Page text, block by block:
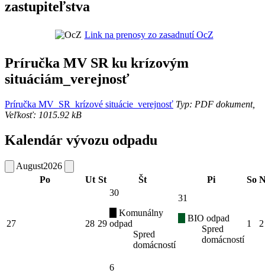
zastupiteľstva
Link na prenosy zo zasadnutí OcZ
Príručka MV SR ku krízovým
situáciám_verejnosť
Príručka MV_SR_krízové situácie_verejnosť Typ: PDF dokument,
Veľkosť: 1015.92 kB
Kalendár vývozu odpadu
August2026
Po
Ut St Št Pi So
27 28 29
30
Komunálny
odpad
Spred
domácností
31
BIO odpad
Spred
domácností
1 2
6